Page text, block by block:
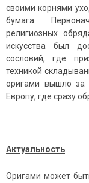
своими корнями
бумага.
религиозных
искусства был
сословий, где
техникой
оригами вышло за
Европу, где сразу
Актуальность
Оригами может